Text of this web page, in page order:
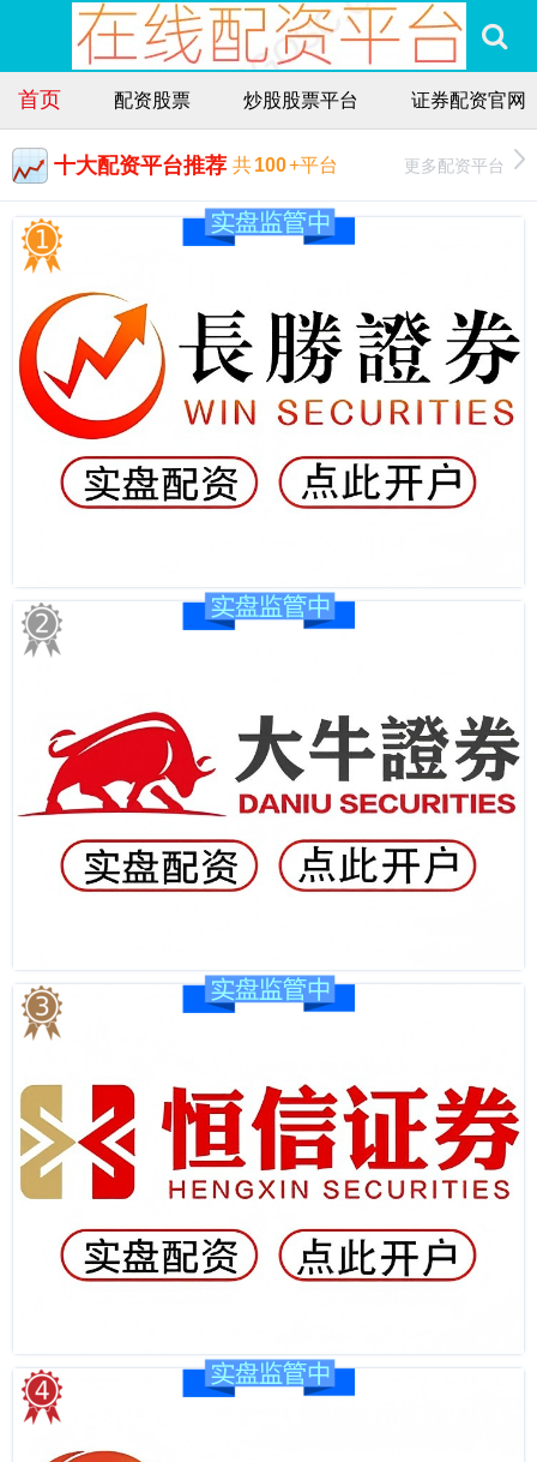
首页 配资股票 炒股股票平台 证券配资官网
十大配资平台推荐 共100+平台 更多配资平台